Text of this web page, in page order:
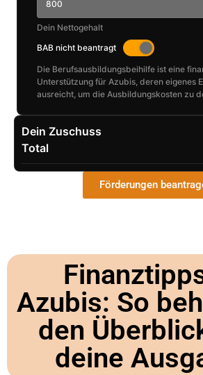
Dein Nettogehalt
BAB nicht beantragt
Die Berufsausbildungsbeihilfe ist eine
Unterstützung für Azubis, deren eigenes
ausreicht, um die Ausbildungskosten zu
Dein Zuschuss
Total
Förderungen
Azubis: So
den
deine